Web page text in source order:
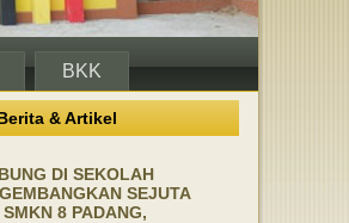
BKK
& Artikel
DI SEKOLAH
SEJUTA
8 PADANG,